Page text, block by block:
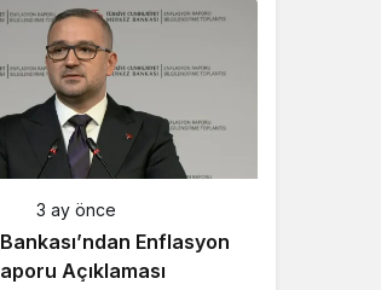
Modu
modunu seçin.
Modu
modunu seçin.
Modu
modunu seçin.
3 ay önce
Enflasyon
Açıklaması